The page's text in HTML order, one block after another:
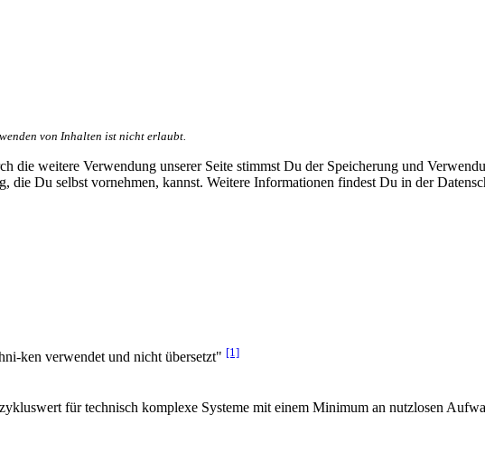
von Inhalten ist nicht erlaubt.
die weitere Verwendung unserer Seite stimmst Du der Speicherung und
die Du selbst vornehmen, kannst. Weitere Informationen findest Du in der
ken verwendet und nicht übersetzt" [1]
für technisch komplexe Systeme mit einem Minimum an nutzlosen